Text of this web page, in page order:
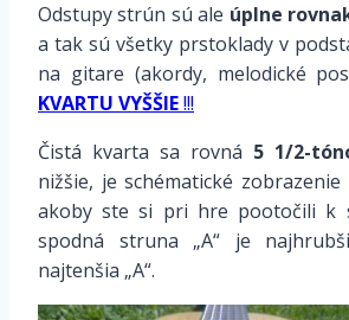
Odstupy strún sú ale úplne
a tak sú všetky prstoklady v
na gitare (akordy, melodické
KVARTU VYŠŠIE!!!
Čistá kvarta sa rovná 5 1/2-
nižšie, je schématické
akoby ste si pri hre pootočili k
spodná struna „A“ je
najtenšia „A“.